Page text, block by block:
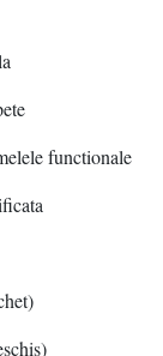
functionale